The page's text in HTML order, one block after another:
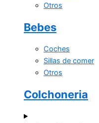
Otros
Bebes
Coches
Sillas de comer
Otros
Colchoneria